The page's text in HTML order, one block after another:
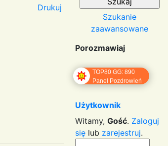
Drukuj
Szukanie
zaawansowane
Porozmawiaj
TOP80 GG: 890
Panel Pozdrowień
Użytkownik
Witamy, Gość. Zaloguj
się lub zarejestruj.